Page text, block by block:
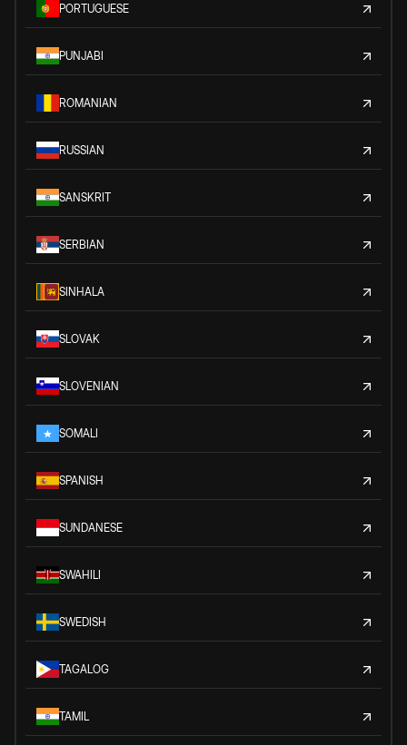
PORTUGUESE
PUNJABI
ROMANIAN
RUSSIAN
SANSKRIT
SERBIAN
SINHALA
SLOVAK
SLOVENIAN
SOMALI
SPANISH
SUNDANESE
SWAHILI
SWEDISH
TAGALOG
TAMIL